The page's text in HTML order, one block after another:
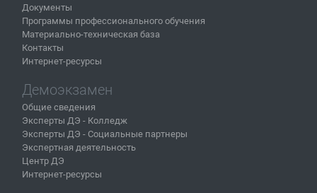
Документы
Программы профессионального обучения
Материально-техническая база
Контакты
Интернет-ресурсы
Демоэкзамен
Общие сведения
Эксперты ДЭ - Колледж
Эксперты ДЭ - Социальные партнеры
Экспертная деятельность
Центр ДЭ
Интернет-ресурсы